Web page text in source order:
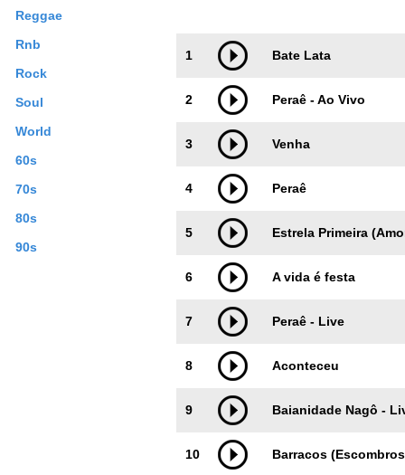
Reggae
Rnb
Rock
Soul
World
60s
70s
80s
90s
1 Bate Lata
2 Peraê - Ao Vivo
3 Venha
4 Peraê
5 Estrela Primeira
6 A vida é festa
7 Peraê - Live
8 Aconteceu
9 Baianidade Nagô -
10 Barracos